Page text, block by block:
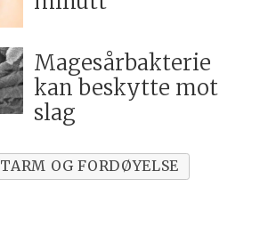
Magesårbakterie
kan beskytte mot
slag
TARM OG FORDØYELSE